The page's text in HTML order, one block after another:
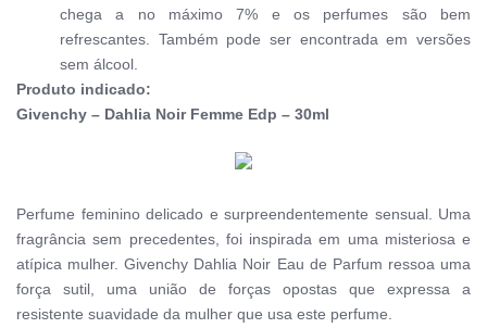
chega a no máximo 7% e os perfumes são bem
refrescantes. Também pode ser encontrada em versões
sem álcool.
Produto indicado:
Givenchy – Dahlia Noir Femme Edp – 30ml
Perfume feminino delicado e surpreendentemente sensual. Uma
fragrância sem precedentes, foi inspirada em uma misteriosa e
atípica mulher. Givenchy Dahlia Noir Eau de Parfum ressoa uma
força sutil, uma união de forças opostas que expressa a
resistente suavidade da mulher que usa este perfume.